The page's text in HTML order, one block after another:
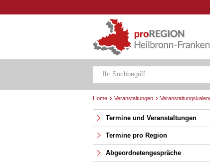
Home Veranstaltungen
Termine und Veranstaltungen
Termine pro Region
Abgeordnetengespräche